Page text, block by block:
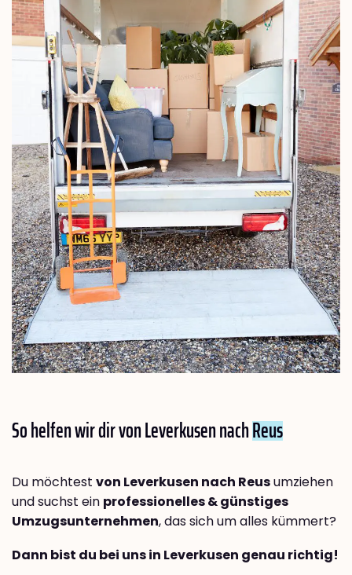
So helfen wir dir von Leverkusen nachReus
Du möchtest von Leverkusen nach Reusumziehen
und suchst ein professionelles & günstiges
Umzugsunternehmen, das sich um alles kümmert?
Dann bist du bei uns in Leverkusen genau richtig!